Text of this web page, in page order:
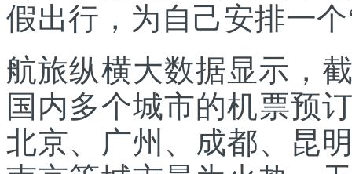
假出行，为自己安排一
航旅纵横大数据显示，
国内多个城市的机票预
北京、广州、成都、昆